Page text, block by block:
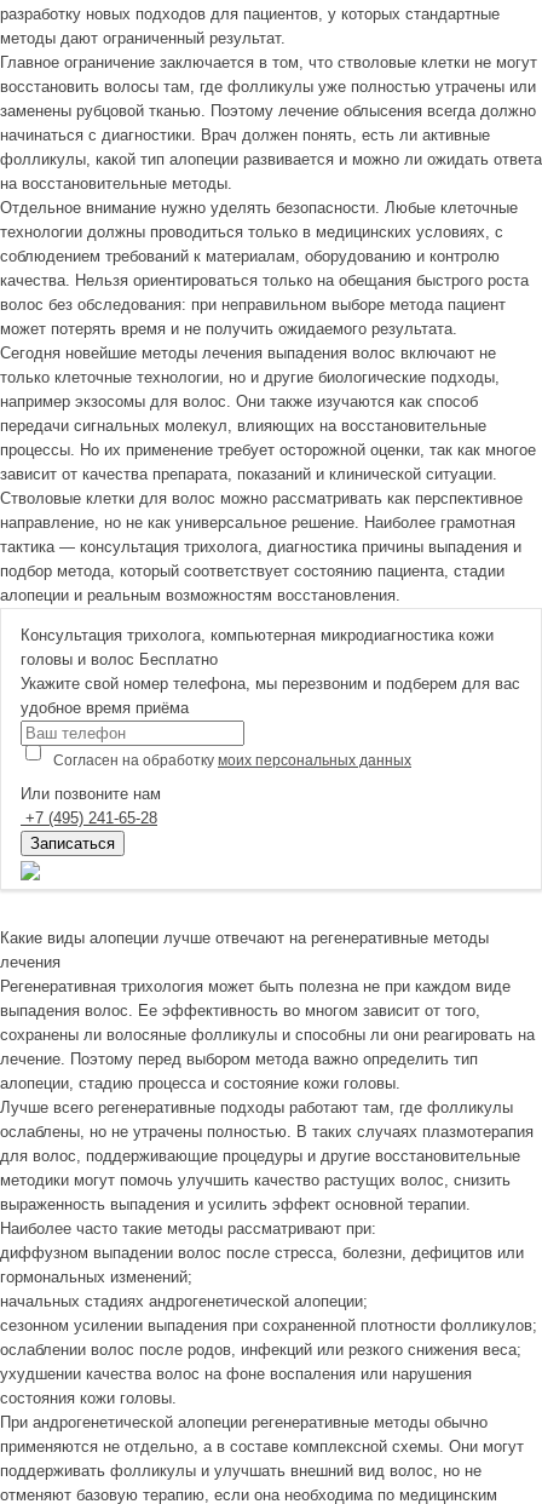
разработку новых подходов для пациентов, у которых стандартные
методы дают ограниченный результат.
Главное ограничение заключается в том, что стволовые клетки не могут
восстановить волосы там, где фолликулы уже полностью утрачены или
заменены рубцовой тканью. Поэтому лечение облысения всегда должно
начинаться с диагностики. Врач должен понять, есть ли активные
фолликулы, какой тип алопеции развивается и можно ли ожидать ответа
на восстановительные методы.
Отдельное внимание нужно уделять безопасности. Любые клеточные
технологии должны проводиться только в медицинских условиях, с
соблюдением требований к материалам, оборудованию и контролю
качества. Нельзя ориентироваться только на обещания быстрого роста
волос без обследования: при неправильном выборе метода пациент
может потерять время и не получить ожидаемого результата.
Сегодня новейшие методы лечения выпадения волос включают не
только клеточные технологии, но и другие биологические подходы,
например экзосомы для волос. Они также изучаются как способ
передачи сигнальных молекул, влияющих на восстановительные
процессы. Но их применение требует осторожной оценки, так как многое
зависит от качества препарата, показаний и клинической ситуации.
Стволовые клетки для волос можно рассматривать как перспективное
направление, но не как универсальное решение. Наиболее грамотная
тактика — консультация трихолога, диагностика причины выпадения и
подбор метода, который соответствует состоянию пациента, стадии
алопеции и реальным возможностям восстановления.
Консультация трихолога, компьютерная микродиагностика кожи
головы и волос Бесплатно
Укажите свой номер телефона, мы перезвоним и подберем для вас
удобное время приёма
Согласен на обработку моих персональных данных
Или позвоните нам
+7 (495) 241-65-28
Записаться
Какие виды алопеции лучше отвечают на регенеративные методы
лечения
Регенеративная трихология может быть полезна не при каждом виде
выпадения волос. Ее эффективность во многом зависит от того,
сохранены ли волосяные фолликулы и способны ли они реагировать на
лечение. Поэтому перед выбором метода важно определить тип
алопеции, стадию процесса и состояние кожи головы.
Лучше всего регенеративные подходы работают там, где фолликулы
ослаблены, но не утрачены полностью. В таких случаях плазмотерапия
для волос, поддерживающие процедуры и другие восстановительные
методики могут помочь улучшить качество растущих волос, снизить
выраженность выпадения и усилить эффект основной терапии.
Наиболее часто такие методы рассматривают при:
диффузном выпадении волос после стресса, болезни, дефицитов или
гормональных изменений;
начальных стадиях андрогенетической алопеции;
сезонном усилении выпадения при сохраненной плотности фолликулов;
ослаблении волос после родов, инфекций или резкого снижения веса;
ухудшении качества волос на фоне воспаления или нарушения
состояния кожи головы.
При андрогенетической алопеции регенеративные методы обычно
применяются не отдельно, а в составе комплексной схемы. Они могут
поддерживать фолликулы и улучшать внешний вид волос, но не
отменяют базовую терапию, если она необходима по медицинским